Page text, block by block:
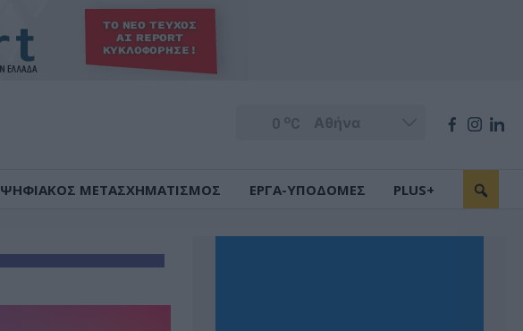
0 oC
ΨΗΦΙΑΚΟΣ ΜΕΤΑΣΧΗΜΑΤΙΣΜΟΣ ΕΡΓΑ-ΥΠΟΔΟΜΕΣ PLUS+